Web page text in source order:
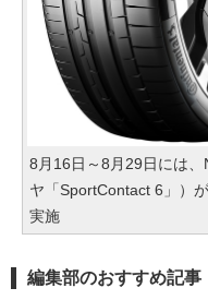
8月16日～8月29日には
ヤ「SportContact 6」）
実施
編集部のおすすめ記事